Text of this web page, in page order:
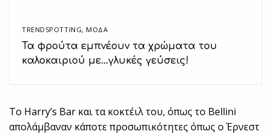
TRENDSPOTTING, ΜΟΔΑ
Τα φρούτα εμπνέουν τα χρώματα του
καλοκαιριού με…γλυκές γεύσεις!
Το Harry’s Bar και τα κοκτέιλ του, όπως το Bellini
απολάμβαναν κάποτε προσωπικότητες όπως ο Έρνεστ